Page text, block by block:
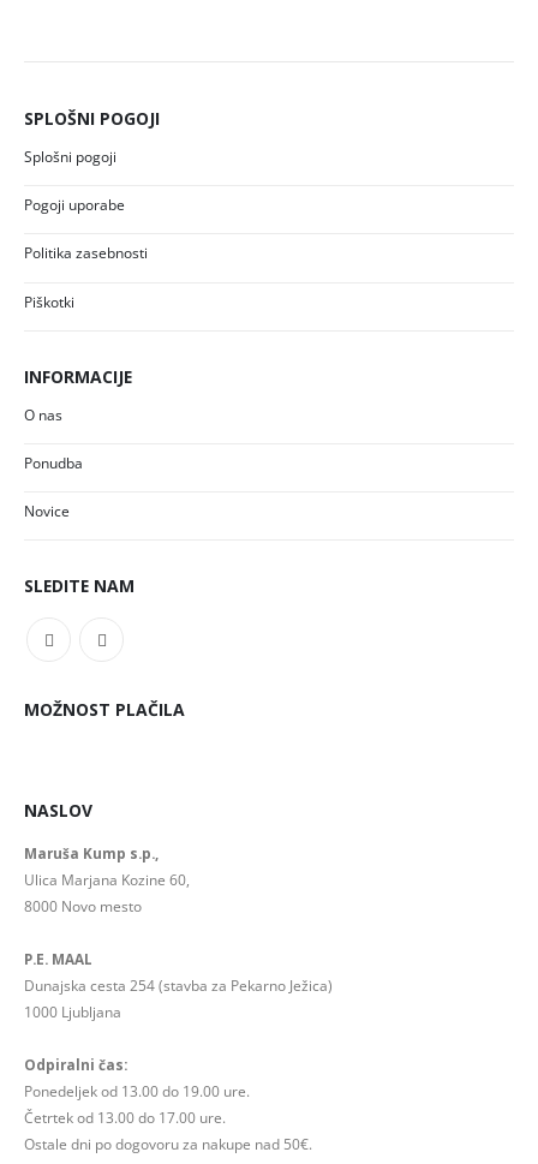
SPLOŠNI POGOJI
Splošni pogoji
Pogoji uporabe
Politika zasebnosti
Piškotki
INFORMACIJE
O nas
Ponudba
Novice
SLEDITE NAM
MOŽNOST PLAČILA
NASLOV
Maruša Kump s.p.,
Ulica Marjana Kozine 60,
8000 Novo mesto
P.E. MAAL
Dunajska cesta 254 (stavba za Pekarno Ježica)
1000 Ljubljana
Odpiralni čas:
Ponedeljek od 13.00 do 19.00 ure.
Četrtek od 13.00 do 17.00 ure.
Ostale dni po dogovoru za nakupe nad 50€.